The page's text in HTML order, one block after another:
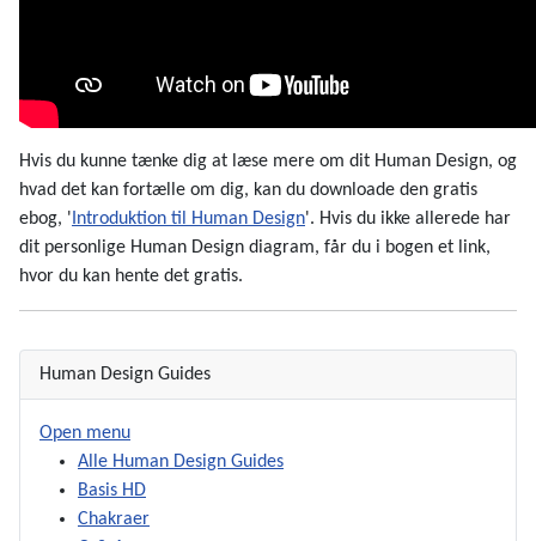
Hvis du kunne tænke dig at læse mere om dit Human Design, og
hvad det kan fortælle om dig, kan du downloade den gratis
ebog, ' Introduktion til Human Design'. Hvis du ikke allerede har
dit personlige Human Design diagram, får du i bogen et link,
hvor du kan hente det gratis.
Human Design Guides
Open menu
Alle Human Design Guides
Basis HD
Chakraer